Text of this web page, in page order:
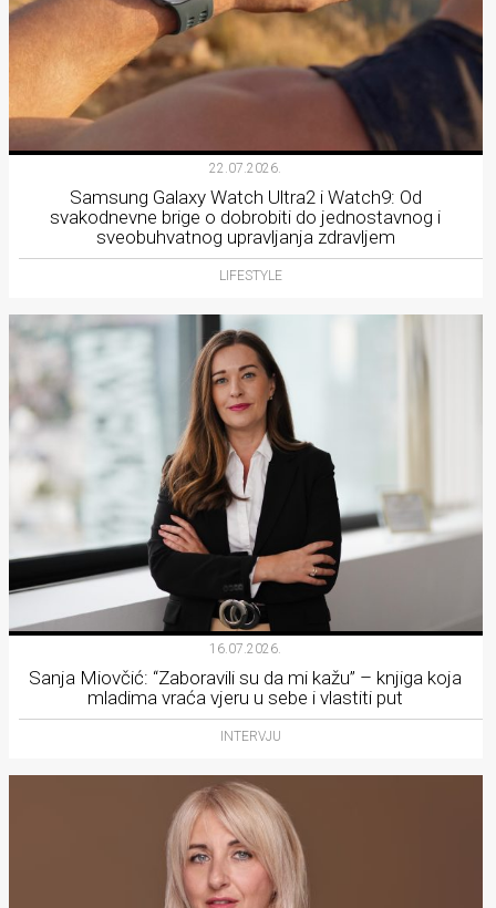
22.07.2026.
Samsung Galaxy Watch Ultra2 i Watch9: Od
svakodnevne brige o dobrobiti do jednostavnog i
sveobuhvatnog upravljanja zdravljem
LIFESTYLE
16.07.2026.
Sanja Miovčić: “Zaboravili su da mi kažu” – knjiga koja
mladima vraća vjeru u sebe i vlastiti put
INTERVJU